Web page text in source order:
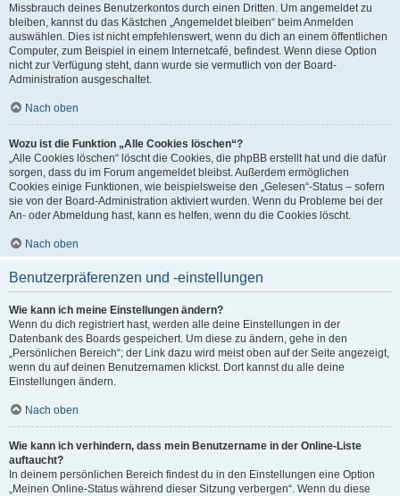
Missbrauch deines Benutzerkontos durch einen Dritten. Um angemeldet zu
bleiben, kannst du das Kästchen „Angemeldet bleiben“ beim Anmelden
auswählen. Dies ist nicht empfehlenswert, wenn du dich an einem öffentlichen
Computer, zum Beispiel in einem Internetcafé, befindest. Wenn diese Option
nicht zur Verfügung steht, dann wurde sie vermutlich von der Board-
Administration ausgeschaltet.
Nach oben
Wozu ist die Funktion „Alle Cookies löschen“?
„Alle Cookies löschen“ löscht die Cookies, die phpBB erstellt hat und die dafür
sorgen, dass du im Forum angemeldet bleibst. Außerdem ermöglichen
Cookies einige Funktionen, wie beispielsweise den „Gelesen“-Status – sofern
sie von der Board-Administration aktiviert wurden. Wenn du Probleme bei der
An- oder Abmeldung hast, kann es helfen, wenn du die Cookies löscht.
Nach oben
Benutzerpräferenzen und -einstellungen
Wie kann ich meine Einstellungen ändern?
Wenn du dich registriert hast, werden alle deine Einstellungen in der
Datenbank des Boards gespeichert. Um diese zu ändern, gehe in den
„Persönlichen Bereich“; der Link dazu wird meist oben auf der Seite angezeigt,
wenn du auf deinen Benutzernamen klickst. Dort kannst du alle deine
Einstellungen ändern.
Nach oben
Wie kann ich verhindern, dass mein Benutzername in der Online-Liste
auftaucht?
In deinem persönlichen Bereich findest du in den Einstellungen eine Option
„Meinen Online-Status während dieser Sitzung verbergen“. Wenn du diese